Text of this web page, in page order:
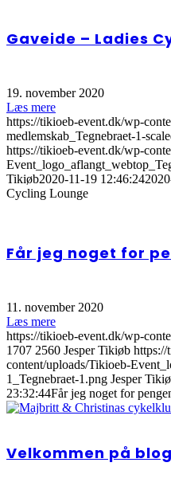
Gaveide – Ladies
19. november 2020
Læs mere
https://tikioeb-event.dk/wp-
medlemskab_Tegnebraet-1-
https://tikioeb-event.dk/wp-
Tikiøb2020-11-19 12:46:24
Cycling Lounge
Får jeg noget for
11. november 2020
Læs mere
https://tikioeb-event.dk/wp-
1707 2560 Jesper Tikiøb
content/uploads/Tikioeb-
1_Tegnebraet-1.png Jesper
23:32:44Får jeg noget for
Velkommen på